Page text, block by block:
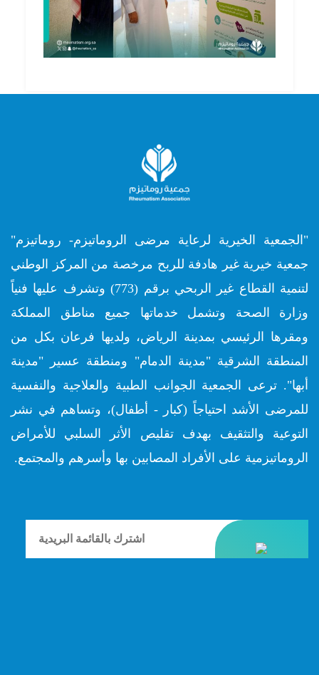
"الجمعية الخيرية لرعاية مرضى الروماتيزم- روماتيزم"
جمعية خيرية غير هادفة للربح مرخصة من المركز الوطني
لتنمية القطاع غير الربحي برقم (773) وتشرف عليها فنياً
وزارة الصحة وتشمل خدماتها جميع مناطق المملكة
ومقرها الرئيسي بمدينة الرياض، ولديها فرعان بكل من
المنطقة الشرقية "مدينة الدمام" ومنطقة عسير "مدينة
أبها". ترعى الجمعية الجوانب الطبية والعلاجية والنفسية
للمرضى الأشد احتياجاً (كبار - أطفال)، وتساهم في نشر
التوعية والتثقيف بهدف تقليص الأثر السلبي للأمراض
الروماتيزمية على الأفراد المصابين بها وأسرهم والمجتمع.